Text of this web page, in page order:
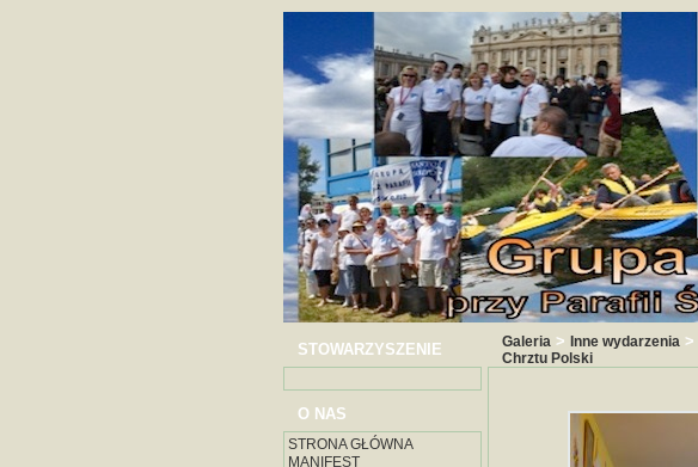
STOWARZYSZENIE
O NAS
STRONA GŁÓWNA
MANIFEST
Galeria > Inne wydarzenia >
Chrztu Polski